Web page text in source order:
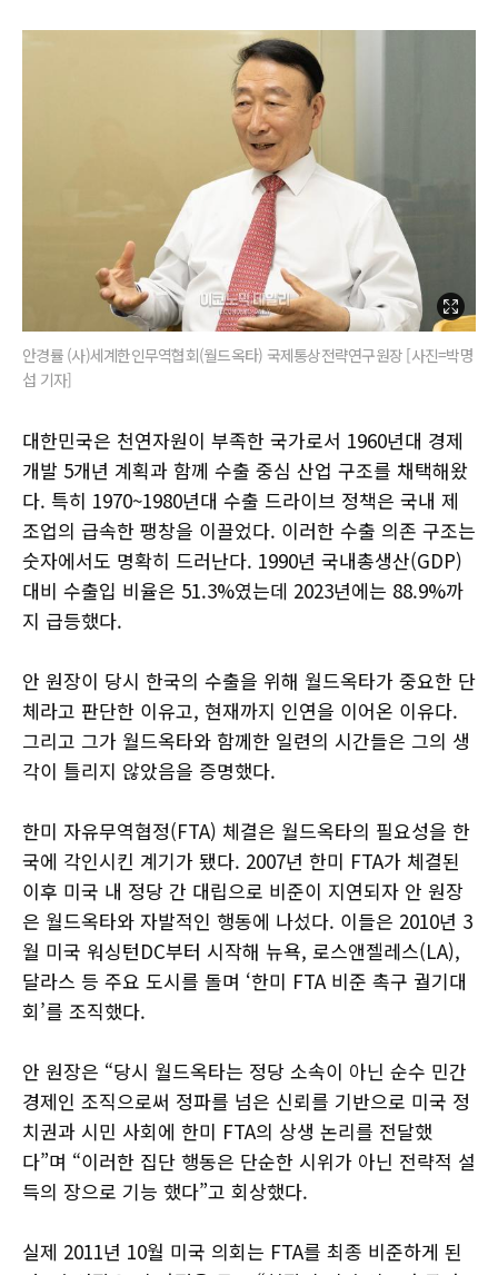
안경률 (사)세계한인무역협회(월드옥타) 국제통상전략연구원장 [사진=박명
섭 기자]
대한민국은 천연자원이 부족한 국가로서 1960년대 경제
개발 5개년 계획과 함께 수출 중심 산업 구조를 채택해왔
다. 특히 1970~1980년대 수출 드라이브 정책은 국내 제
조업의 급속한 팽창을 이끌었다. 이러한 수출 의존 구조는
숫자에서도 명확히 드러난다. 1990년 국내총생산(GDP)
대비 수출입 비율은 51.3%였는데 2023년에는 88.9%까
지 급등했다.
안 원장이 당시 한국의 수출을 위해 월드옥타가 중요한 단
체라고 판단한 이유고, 현재까지 인연을 이어온 이유다.
그리고 그가 월드옥타와 함께한 일련의 시간들은 그의 생
각이 틀리지 않았음을 증명했다.
한미 자유무역협정(FTA) 체결은 월드옥타의 필요성을 한
국에 각인시킨 계기가 됐다. 2007년 한미 FTA가 체결된
이후 미국 내 정당 간 대립으로 비준이 지연되자 안 원장
은 월드옥타와 자발적인 행동에 나섰다. 이들은 2010년 3
월 미국 워싱턴DC부터 시작해 뉴욕, 로스앤젤레스(LA),
달라스 등 주요 도시를 돌며 ‘한미 FTA 비준 촉구 궐기대
회’를 조직했다.
안 원장은 “당시 월드옥타는 정당 소속이 아닌 순수 민간
경제인 조직으로써 정파를 넘은 신뢰를 기반으로 미국 정
치권과 시민 사회에 한미 FTA의 상생 논리를 전달했
다”며 “이러한 집단 행동은 단순한 시위가 아닌 전략적 설
득의 장으로 기능 했다”고 회상했다.
실제 2011년 10월 미국 의회는 FTA를 최종 비준하게 된